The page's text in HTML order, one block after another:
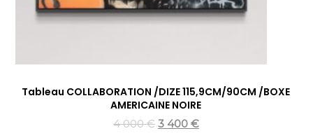
Tableau COLLABORATION /DIZE 115,9CM/90CM /BOXE
AMERICAINE NOIRE
4 000€ 3 400 €